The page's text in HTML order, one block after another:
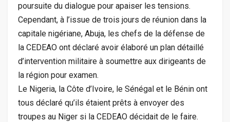
poursuite du dialogue pour apaiser les tensions.
Cependant, à l’issue de trois jours de réunion dans la
capitale nigériane, Abuja, les chefs de la défense de
la CEDEAO ont déclaré avoir élaboré un plan détaillé
d’intervention militaire à soumettre aux dirigeants de
la région pour examen.
Le Nigeria, la Côte d’Ivoire, le Sénégal et le Bénin ont
tous déclaré qu’ils étaient prêts à envoyer des
troupes au Niger si la CEDEAO décidait de le faire.